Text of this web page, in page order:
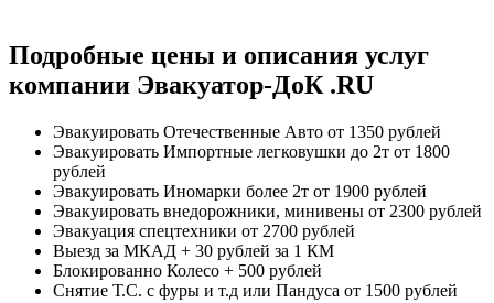
Подробные цены и описания услуг
компании Эвакуатор-ДоК .RU
Эвакуировать Отечественные Авто от 1350 рублей
Эвакуировать Импортные легковушки до 2т от 1800
рублей
Эвакуировать Иномарки более 2т от 1900 рублей
Эвакуировать внедорожники, минивены от 2300 рублей
Эвакуация спецтехники от 2700 рублей
Выезд за МКАД + 30 рублей за 1 КМ
Блокированно Колесо + 500 рублей
Снятие Т.С. с фуры и т.д или Пандуса от 1500 рублей